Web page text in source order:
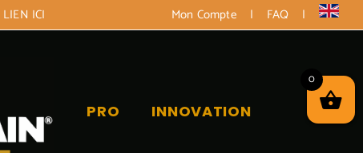
LIEN ICI Mon Compte| FAQ |
PRO INNOVATION
0